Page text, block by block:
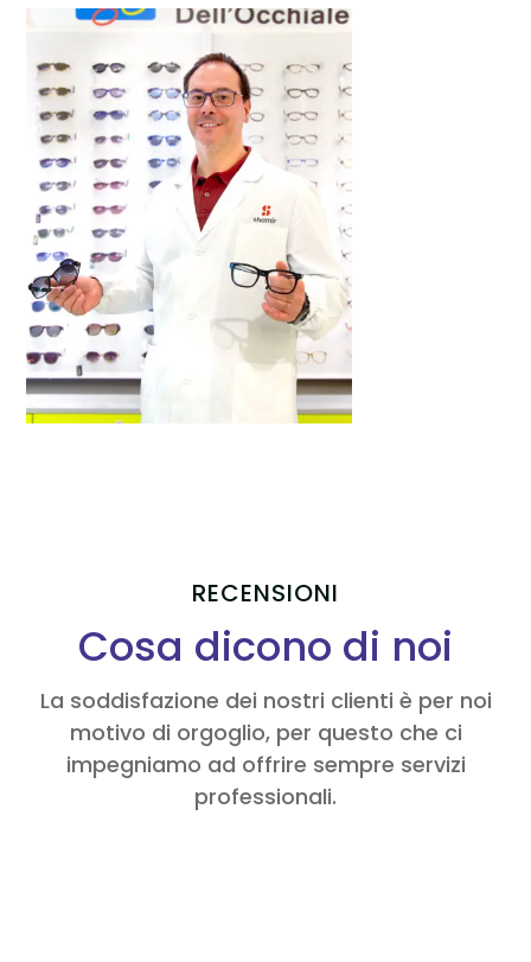
RECENSIONI
Cosa dicono di noi
La soddisfazione dei nostri clienti è per noi
motivo di orgoglio, per questo che ci
impegniamo ad offrire sempre servizi
professionali.